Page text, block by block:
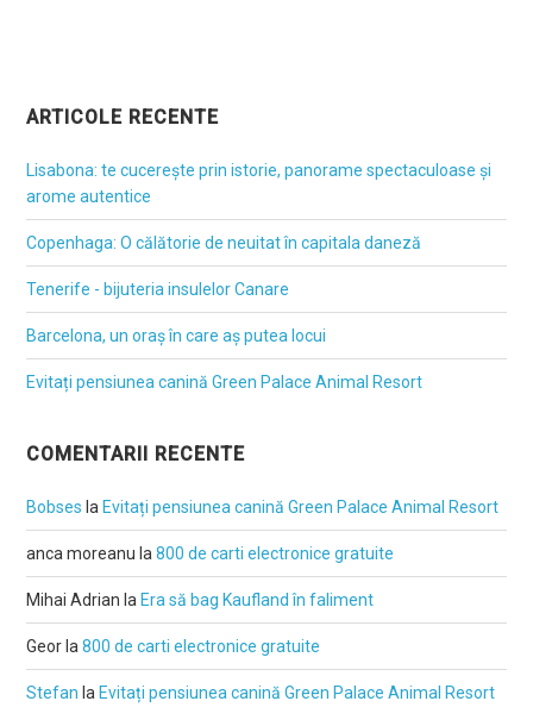
ARTICOLE RECENTE
Lisabona: te cucerește prin istorie, panorame spectaculoase și
arome autentice
Copenhaga: O călătorie de neuitat în capitala daneză
Tenerife - bijuteria insulelor Canare
Barcelona, un oraș în care aș putea locui
Evitați pensiunea canină Green Palace Animal Resort
COMENTARII RECENTE
Bobses la Evitați pensiunea canină Green Palace Animal Resort
anca moreanu la800 de carti electronice gratuite
Mihai Adrian la Era să bag Kaufland în faliment
Geor la800 de carti electronice gratuite
Stefan la Evitați pensiunea canină Green Palace Animal Resort